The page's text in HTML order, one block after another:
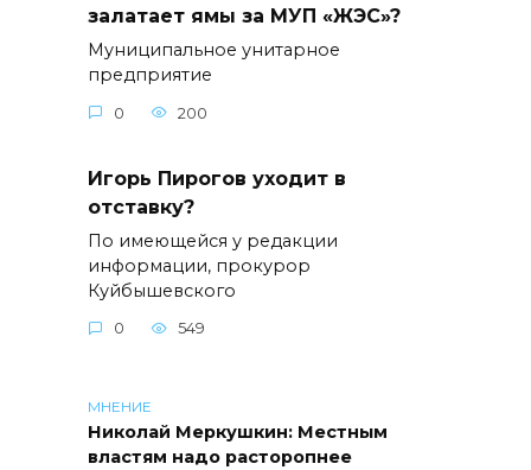
залатает ямы за МУП «ЖЭС»?
Муниципальное унитарное
предприятие
0 200
Игорь Пирогов уходит в
отставку?
По имеющейся у редакции
информации, прокурор
Куйбышевского
0 549
МНЕНИЕ
Николай Меркушкин: Местным
властям надо расторопнее